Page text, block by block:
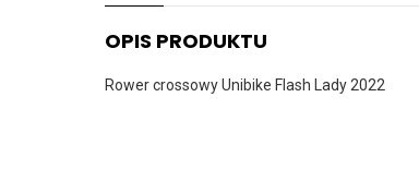
OPIS PRODUKTU
Rower crossowy Unibike Flash Lady 2022